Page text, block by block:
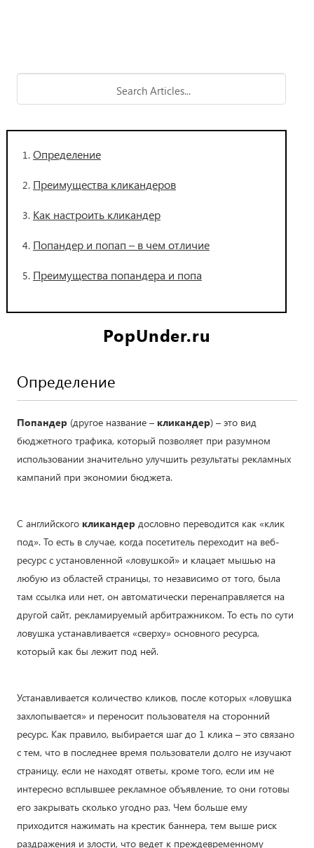
Определение
Преимущества кликандеров
Как настроить кликандер
Попандер и попап – в чем отличие
Преимущества попандера и попа
PopUnder.ru
Определение
Попандер (другое название – кликандер) – это вид
бюджетного трафика, который позволяет при разумном
использовании значительно улучшить результаты рекламных
кампаний при экономии бюджета.
С английского кликандер дословно переводится как «клик
под». То есть в случае, когда посетитель переходит на веб-
ресурс с установленной «ловушкой» и клацает мышью на
любую из областей страницы, то независимо от того, была
там ссылка или нет, он автоматически перенаправляется на
другой сайт, рекламируемый арбитражником. То есть по сути
ловушка устанавливается «сверху» основного ресурса,
который как бы лежит под ней.
Устанавливается количество кликов, после которых «ловушка
захлопывается» и переносит пользователя на сторонний
ресурс. Как правило, выбирается шаг до 1 клика – это связано
с тем, что в последнее время пользователи долго не изучают
страницу, если не находят ответы, кроме того, если им не
интересно всплывшее рекламное объявление, то они готовы
его закрывать сколько угодно раз. Чем больше ему
приходится нажимать на крестик баннера, тем выше риск
раздражения и злости, что ведет к преждевременному